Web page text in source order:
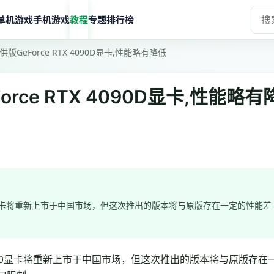
机游戏手机游戏教程专题排行榜
版GeForce RTX 4090D显卡,性能略有降低
RTX 4090D显卡,性能略有
重新上市于中国市场，但这次推出的版本将与原版存在一定的性能差
卡将重新上市于中国市场，但这次推出的版本将与原版存在